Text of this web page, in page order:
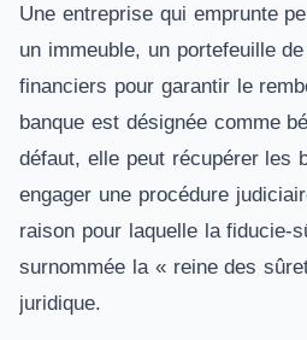
Une entreprise qui emprunte
un immeuble, un portefeuille
financiers pour garantir le
banque est désignée comme
défaut, elle peut récupérer les
engager une procédure
raison pour laquelle la fiducie-
surnommée la « reine des
juridique.